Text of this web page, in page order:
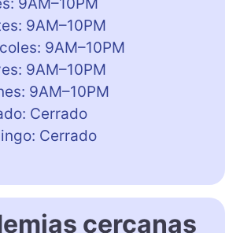
9AM–10PM
9AM–10PM
9AM–10PM
9AM–10PM
Cerrado
Cerrado
cercanas